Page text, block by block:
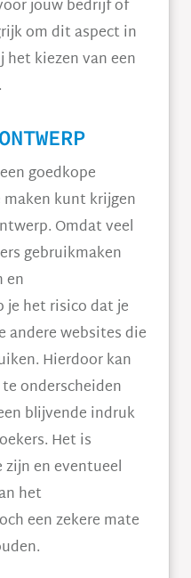
jouw bedrijf of
om dit aspect in
kiezen van een
goedkope
kunt krijgen
Omdat veel
gebruikmaken
en
het risico dat je
andere websites die
Hierdoor kan
onderscheiden
blijvende indruk
Het is
en eventueel
het
een zekere mate